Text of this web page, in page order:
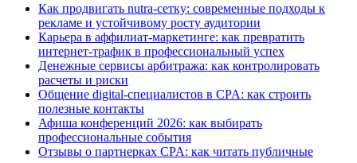
Как продвигать nutra-сетку: современные подходы к
рекламе и устойчивому росту аудитории
Карьера в аффилиат-маркетинге: как превратить
интернет-трафик в профессиональный успех
Денежные сервисы арбитража: как контролировать
расчеты и риски
Общение digital-специалистов в CPA: как строить
полезные контакты
Афиша конференций 2026: как выбирать
профессиональные события
Отзывы о партнерках CPA: как читать публичные